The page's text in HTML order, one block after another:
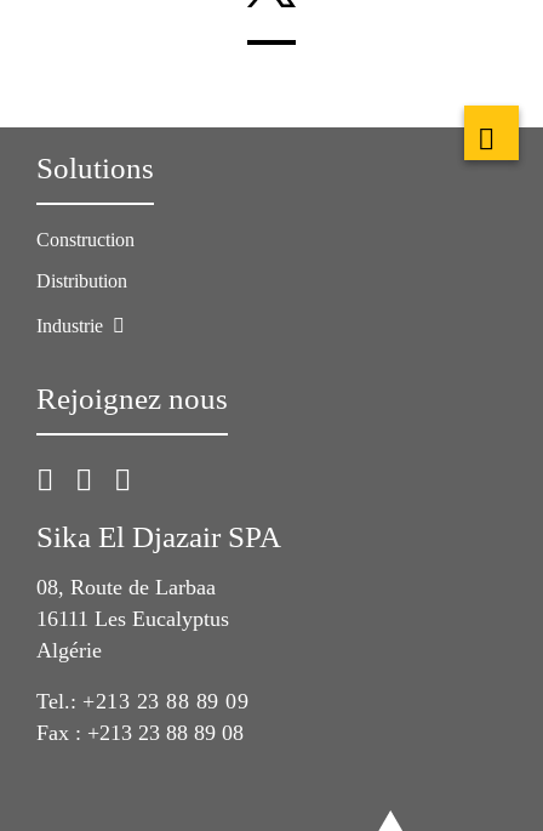
Solutions
Construction
Distribution
Industrie
Rejoignez nous
Sika El Djazair SPA
08, Route de Larbaa
16111 Les Eucalyptus
Algérie
Tel.: +213 23 88 89 09
Fax : +213 23 88 89 08